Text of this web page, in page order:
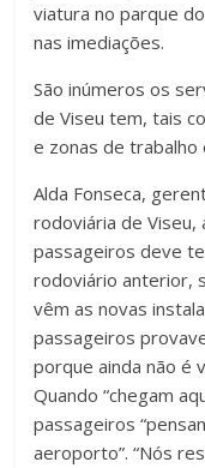
viatura no parque
nas imediações.
São inúmeros os
de Viseu tem, tais
e zonas de trabalho
Alda Fonseca,
rodoviária de
passageiros deve
rodoviário anterior,
vêm as novas
passageiros
porque ainda não é
Quando “chegam
passageiros
aeroporto”. “Nós